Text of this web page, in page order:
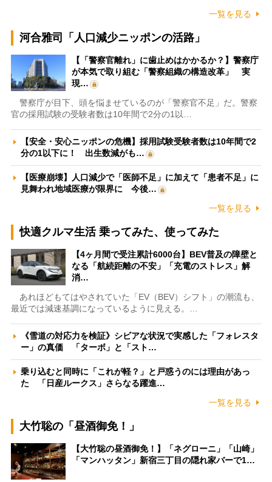
一覧を見る
河合雅司「人口減少ニッポンの活路」
【「警察官離れ」に歯止めはかかるか？】警察庁
が本気で取り組む「警察組織の構造改革」 実
現…
警察庁が目下、頭を悩ませているのが「警察官不足」だ。警察
官の採用試験の受験者数は10年間で2分の1以…
【安全・安心ニッポンの危機】採用試験受験者数は10年間で2
分の1以下に！ 出生数減がも…
【医療崩壊】人口減少で「医師不足」に加えて「患者不足」に
見舞われ地域医療が限界に 今後…
一覧を見る
快適クルマ生活 乗ってみた、使ってみた
【4ヶ月間で受注累計6000台】BEV普及の障壁と
なる「航続距離の不安」「充電のストレス」解
消…
あれほどもてはやされていた「EV（BEV）シフト」の潮流も、
最近では減速基調になっているように見える。…
《雪道の対応力を検証》シビアな状況で実感した「フォレスタ
ー」の真価 「ターボ」と「スト…
乗り込むと同時に「これが軽？」と戸惑うのには理由があっ
た 「日産ルークス」さらなる躍進…
一覧を見る
大竹聡の「昼酒御免！」
【大竹聡の昼酒御免！】「ネグローニ」「山崎」
「マンハッタン」新宿三丁目の隠れ家バーで1…